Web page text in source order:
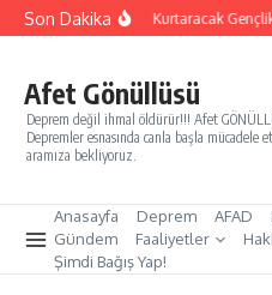
İçeriğe atla
Son DakikaYarınları Kurtaracak
Afet Gönüllüsü
Deprem değil ihmal öldürür!!! Afet
Depremler esnasında canla başla mücadele
aramıza bekliyoruz.
Anasayfa Deprem AFAD
Gündem
Faaliyetler
Şimdi Bağış Yap!